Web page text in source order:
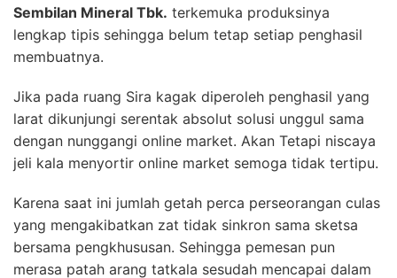
Sembilan Mineral Tbk. terkemuka produksinya
lengkap tipis sehingga belum tetap setiap penghasil
membuatnya.
Jika pada ruang Sira kagak diperoleh penghasil yang
larat dikunjungi serentak absolut solusi unggul sama
dengan nunggangi online market. Akan Tetapi niscaya
jeli kala menyortir online market semoga tidak tertipu.
Karena saat ini jumlah getah perca perseorangan culas
yang mengakibatkan zat tidak sinkron sama sketsa
bersama pengkhususan. Sehingga pemesan pun
merasa patah arang tatkala sesudah mencapai dalam